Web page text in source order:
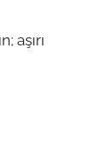
aşırı